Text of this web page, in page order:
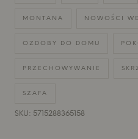
MONTANA NOWOŚCI
OZDOBY DO DOMU
PRZECHOWYWANIE
SZAFA
SKU: 5715288365158